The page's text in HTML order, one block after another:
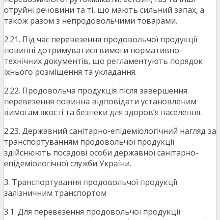
отруйні речовини та ті, що мають сильний запах, а
також разом з непродовольчими товарами.
2.21. Під час перевезення продовольчої продукції
повинні дотримуватися вимоги нормативно-
технічних документів, що регламентують порядок
їхнього розміщення та укладання.
2.22. Продовольча продукція після завершення
перевезення повинна відповідати установленим
вимогам якості та безпеки для здоров’я населення.
2.23. Державний санітарно-епідеміологічний нагляд за
транспортуванням продовольчої продукції
здійснюють посадові особи державної санітарно-
епідеміологічної служби України.
3. Транспортування продовольчої продукції
залізничним транспортом
3.1. Для перевезення продовольчої продукції